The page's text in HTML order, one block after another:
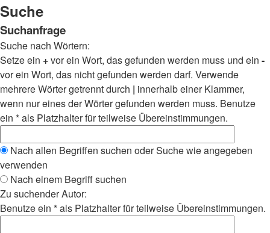
Suche
Suchanfrage
Suche nach Wörtern:
Setze ein +vor ein Wort, das gefunden werden muss und ein -
vor ein Wort, das nicht gefunden werden darf. Verwende
mehrere Wörter getrennt durch | innerhalb einer Klammer,
wenn nur eines der Wörter gefunden werden muss. Benutze
ein * als Platzhalter für teilweise Übereinstimmungen.
Nach allen Begriffen suchen oder Suche wie angegeben
verwenden
Nach einem Begriff suchen
Zu suchender Autor:
Benutze ein * als Platzhalter für teilweise Übereinstimmungen.